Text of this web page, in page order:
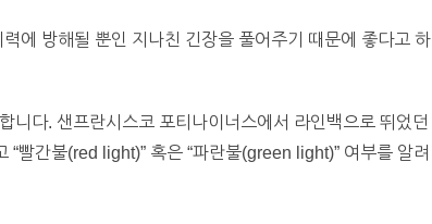
에 방해될 뿐인 지나친 긴장을 풀어주기 때문에 좋다고 하
니다. 샌프란시스코 포티나이너스에서 라인백으로 뛰었던
빨간불(red light)” 혹은 “파란불(green light)” 여부를 알려